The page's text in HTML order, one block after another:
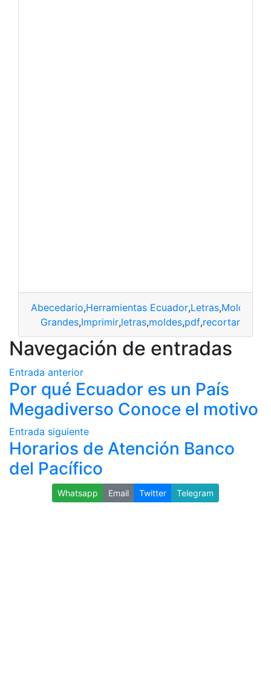
Abecedario,Herramientas Ecuador,Letras,Moldes
Grandes,Imprimir,letras,moldes,pdf,recortar
Navegación de entradas
Entrada anterior
Por qué Ecuador es un País
Megadiverso Conoce el motivo
Entrada siguiente
Horarios de Atención Banco
del Pacífico
Whatsapp Email Twitter Telegram